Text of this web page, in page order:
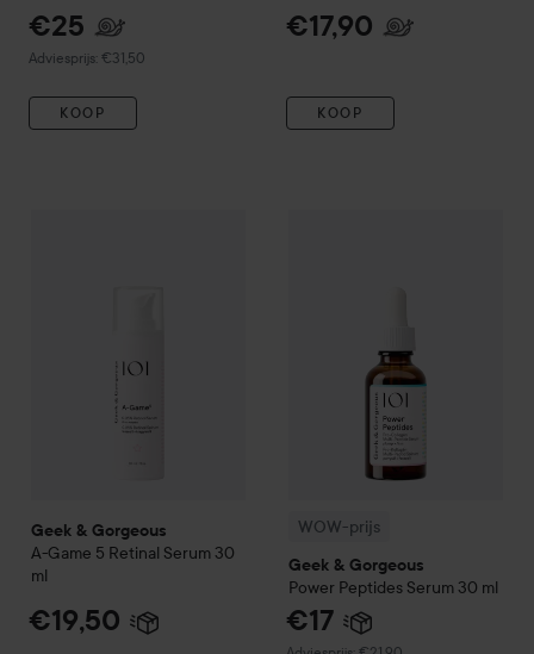
€25
Adviesprijs: €31,50
Aanbevolen prijs €31,50
KOOP
€17,90
KOOP
Geek & Gorgeous
A-Game 5 Retinal Serum 30
ml
€19,50
WOW-prijs
Geek & Gorgeous
Power Peptides Serum 30 ml
€17